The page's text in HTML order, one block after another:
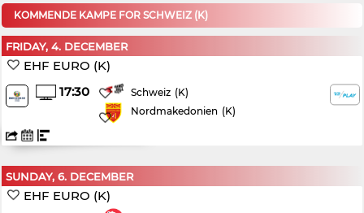
KOMMENDE KAMPE FOR SCHWEIZ (K)
FRIDAY, 4. DECEMBER
EHF EURO (K)
17:30
Schweiz (K)
Nordmakedonien (K)
SUNDAY, 6. DECEMBER
EHF EURO (K)